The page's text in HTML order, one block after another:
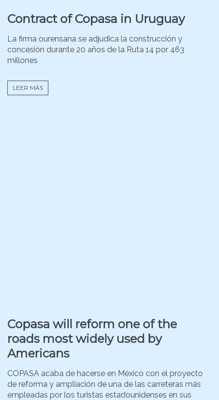
Contract of Copasa in Uruguay
La firma ourensana se adjudica la construcción y
concesión durante 20 años de la Ruta 14 por 463
millones
LEER MÁS
Copasa will reform one of the
roads most widely used by
Americans
COPASA acaba de hacerse en México con el proyecto
de reforma y ampliación de una de las carreteras más
empleadas por los turistas estadounidenses en sus